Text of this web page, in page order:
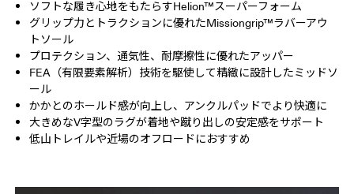
ソフトな履き心地をもたらすHelion™スーパーフォーム
グリップ力とトラクションに優れたMissiongrip™ラバーアウ
トソール
プロテクション、通気性、耐摩擦性に優れたアッパー
FEA（有限要素解析）技術を駆使して精緻に設計したミッドソ
ール
かかとのホールド感が向上し、アンクルパッドでより快適に
大きめなV字型のラグが着地や蹴り出しの安定感をサポート
低山トレイルや近場のオフロードにおすすめ